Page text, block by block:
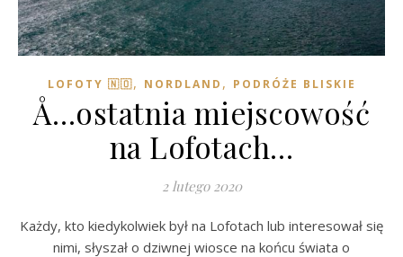
LOFOTY 🇳🇴, NORDLAND , PODRÓŻE BLISKIE
Å…ostatnia miejscowość
na Lofotach…
2 lutego 2020
Każdy, kto kiedykolwiek był na Lofotach lub interesował się
nimi, słyszał o dziwnej wiosce na końcu świata o